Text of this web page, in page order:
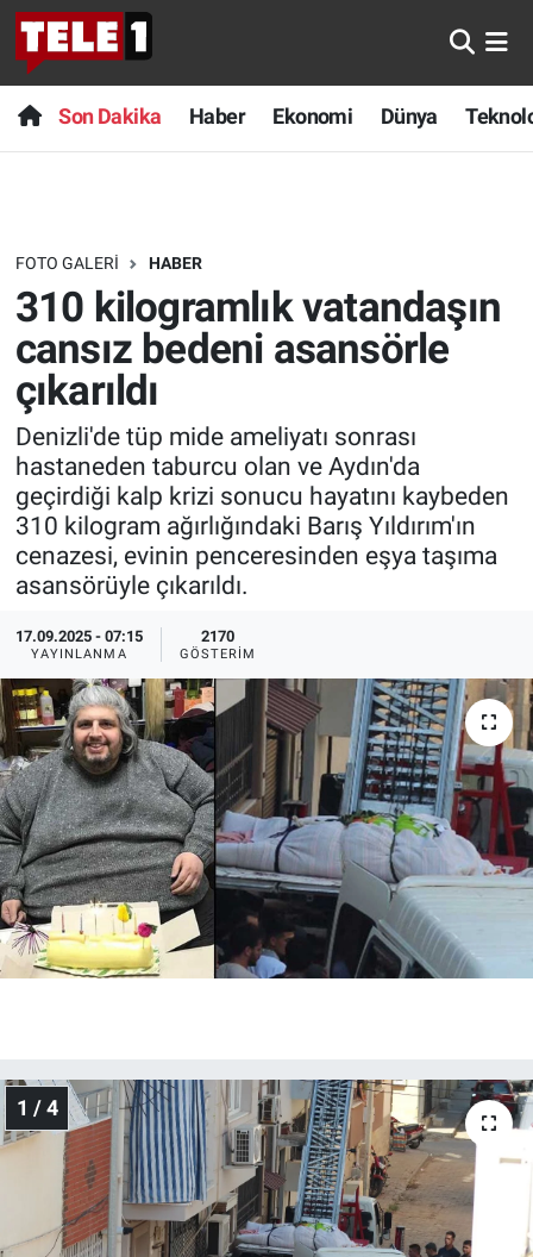
Son Dakika Haber Ekonomi Dünya
FOTO GALERI HABER
310 kilogramlık vatandaşın
cansız bedeni asansörle
çıkarıldı
Denizli'de tüp mide ameliyatı sonrası
hastaneden taburcu olan ve Aydın'da
geçirdiği kalp krizi sonucu hayatını kaybeden
310 kilogram ağırlığındaki Barış Yıldırım'ın
cenazesi, evinin penceresinden eşya taşıma
asansörüyle çıkarıldı.
17.09.2025 - 07:15
YAYINLANMA
2170
GÖSTERIM
1 / 4
Anında Manşet
Başka Sohbetler
Bilim turu
Bilim ve Teknoloji Evreni
Doğa Konuşuyor
Dünya
Ege Saati
Ege'den Esintiler
Eğitim
Eğlence
Ekonomi
Forum
Gerçeğin İzinde
Gün Başlıyor
Gündem Özel
Günün görüntüsü
Haber
Son Dakika
Haber
Dünya
Teknoloji
Sağlık
Spor
Yayın Akışı
İletişim
Nöbetçi Eczaneler
Hava Durumu
Trafik Durumu
Süper Lig Puan Durumu ve Fikstür
Tüm Manşetler
Son Dakika Haberleri
Haber Arşivi